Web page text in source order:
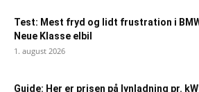
Test: Mest fryd og lidt frustration i
Neue Klasse elbil
1. august 2026
Guide: Her er prisen på lynladning pr.